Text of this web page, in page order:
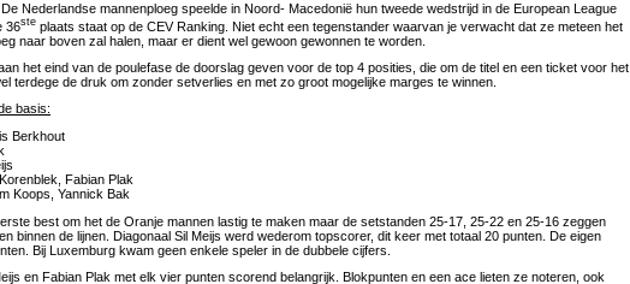
De Nederlandse mannenploeg speelde in Noord- Macedonië hun tweede wedstrijd in de European League
36ste plaats staat op de CEV Ranking. Niet echt een tegenstander waarvan je verwacht dat ze meteen het
naar boven zal halen, maar er dient wel gewoon gewonnen te worden.
het eind van de poulefase de doorslag geven voor de top 4 posities, die om de titel en een ticket voor het
terdege de druk om zonder setverlies en met zo groot mogelijke marges te winnen.
basis:
Berkhout
Fabian Plak
Koops, Yannick Bak
best om het de Oranje mannen lastig te maken maar de setstanden 25-17, 25-22 en 25-16 zeggen
binnen de lijnen. Diagonaal Sil Meijs werd wederom topscorer, dit keer met totaal 20 punten. De eigen
Bij Luxemburg kwam geen enkele speler in de dubbele cijfers.
en Fabian Plak met elk vier punten scorend belangrijk. Blokpunten en een ace lieten ze noteren, ook